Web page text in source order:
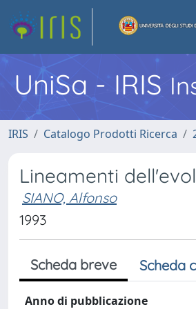
UniSa - IRIS
IRIS Catalogo Prodotti Ricerca
Lineamenti
SIANO, Alfonso
1993
Scheda breve Scheda
Anno di pubblicazione